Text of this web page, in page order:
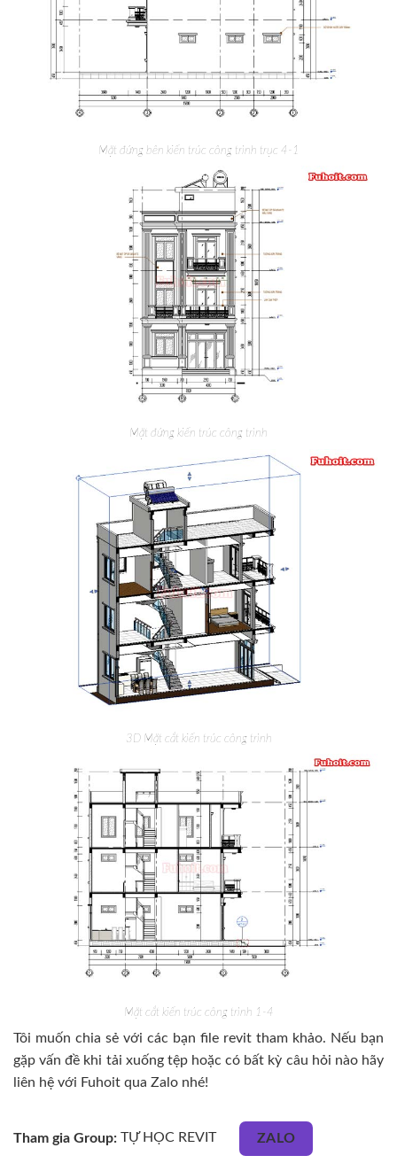
Mặt đứng bên kiến trúc công trình trục 4-1
Mặt đứng kiến trúc công trình
3D Mặt cắt kiến trúc công trình
Mặt cắt kiến trúc công trình 1-4
Tôi muốn chia sẻ với các bạn file revit tham khảo. Nếu bạn
gặp vấn đề khi tải xuống tệp hoặc có bất kỳ câu hỏi nào hãy
liên hệ với Fuhoit qua Zalo nhé!
Tham gia Group: TỰ HỌC REVIT ZALO